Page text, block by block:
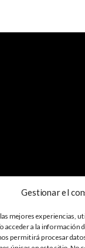
Gestionar el
mejores experiencias,
acceder a la información
permitirá procesar